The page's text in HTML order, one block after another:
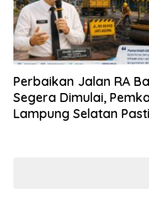
Perbaikan Jalan RA
Segera Dimulai,
Lampung Selatan